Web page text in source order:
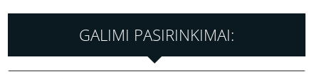
GALIMI PASIRINKIMAI: